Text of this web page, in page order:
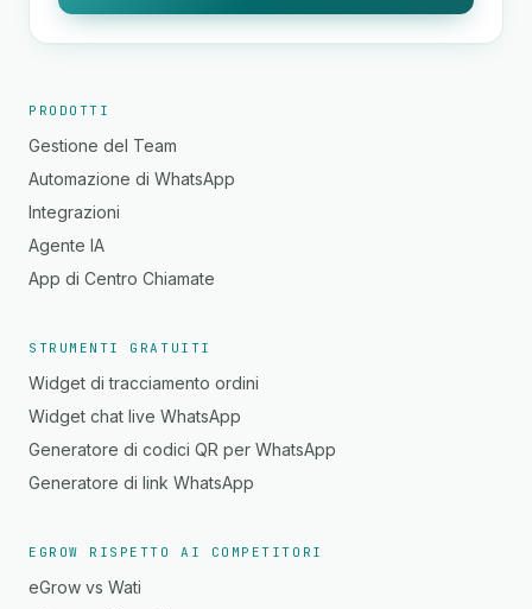
PRODOTTI
Gestione del Team
Automazione di WhatsApp
Integrazioni
Agente IA
App di Centro Chiamate
STRUMENTI GRATUITI
Widget di tracciamento ordini
Widget chat live WhatsApp
Generatore di codici QR per WhatsApp
Generatore di link WhatsApp
EGROW RISPETTO AI COMPETITORI
eGrow vs Wati